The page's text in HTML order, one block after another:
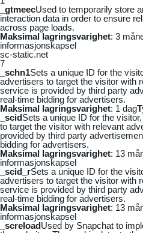
_gtmeecUsed to temporarily store
interaction data in order to ensure
across page loads.
Maksimal lagringsvarighet: 3
informasjonskapsel
sc-static.net
7
_schn1Sets a unique ID for the
advertisers to target the visitor with
service is provided by third party
real-time bidding for advertisers.
Maksimal lagringsvarighet: 1 dag
_scidSets a unique ID for the
to target the visitor with relevant
provided by third party
bidding for advertisers.
Maksimal lagringsvarighet: 13
informasjonskapsel
_scid_rSets a unique ID for the
advertisers to target the visitor with
service is provided by third party
real-time bidding for advertisers.
Maksimal lagringsvarighet: 13
informasjonskapsel
_screloadUsed by Snapchat to